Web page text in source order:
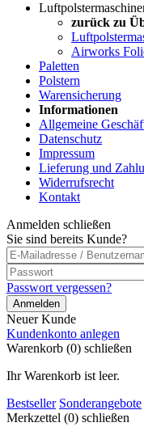
zurück zu
Airworks
Paletten
Polstern
Warensicherung
Informationen
Allgemeine
Datenschutz
Impressum
Lieferung und
Widerrufsrecht
Kontakt
Anmelden schließen
Sie sind bereits Kunde?
Passwort vergessen?
Anmelden
Neuer Kunde
Kundenkonto anlegen
Warenkorb (0) schließen
Ihr Warenkorb ist leer.
Bestseller Sonderangebote
Merkzettel (0) schließen